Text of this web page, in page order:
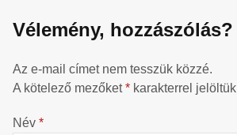
Vélemény, hozzászólás?
Az e-mail címet nem tesszük közzé.
A kötelező mezőket* karakterrel jelöltük
Név *